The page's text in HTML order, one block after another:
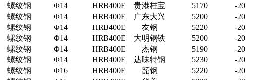
螺纹钢
Φ14 HRB400E 贵港桂宝 5170 -20
螺纹钢
Φ14 HRB400E 广东大兴 5200 -20
螺纹钢
Φ14 HRB400E 友钢 5220 -20
螺纹钢
Φ14 HRB400E 大明钢铁 5200 -20
螺纹钢
Φ14 HRB400E 杰钢 5190 -20
螺纹钢
Φ14 HRB400E 达味特钢 5230 -20
螺纹钢
Φ16 HRB400E 韶钢 5220 -20